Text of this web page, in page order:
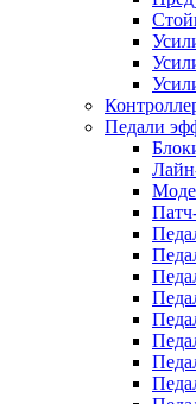
Педали